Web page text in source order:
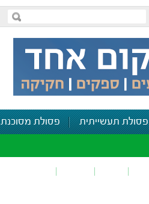
פסולת תעשייתית פסולת מסוכנת